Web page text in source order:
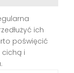
ich
poświęcić
cichą i